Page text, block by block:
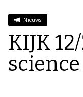
Nieuws
KIJK